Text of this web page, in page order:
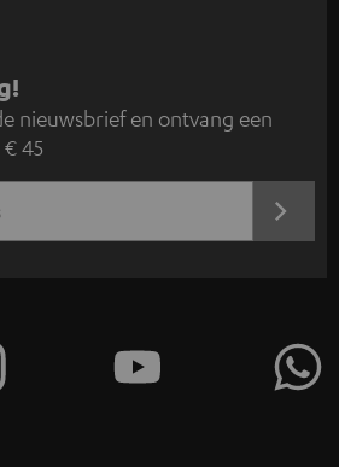
nieuwsbrief en ontvang een
45